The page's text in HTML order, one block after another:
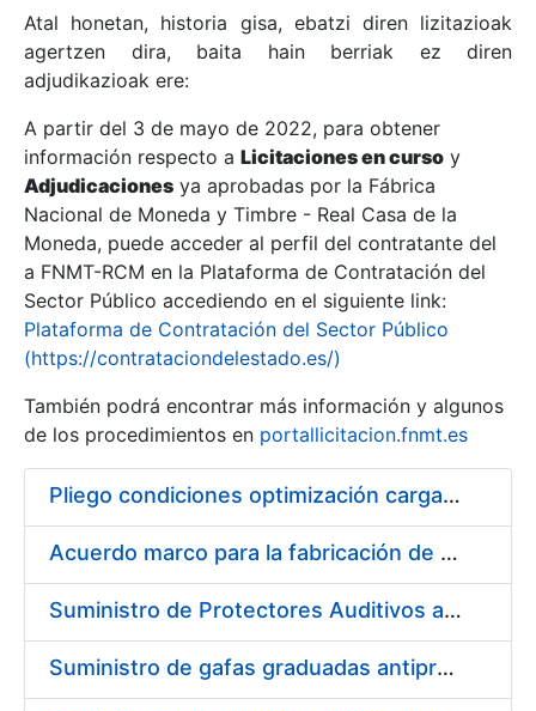
Erakutsi/Ezkutatu
Erakutsi/Ezkutatu
Erakutsi/Ezkutatu
Erakutsi/Ezkutatu
Erakutsi/Ezkutatu
Atal honetan, historia gisa, ebatzi diren lizitazioak
agertzen dira, baita hain berriak ez diren
adjudikazioak ere:
A partir del 3 de mayo de 2022, para obtener
información respecto a Licitaciones en curso y
Adjudicaciones ya aprobadas por la Fábrica
Nacional de Moneda y Timbre - Real Casa de la
Moneda, puede acceder al perfil del contratante del
a FNMT-RCM en la Plataforma de Contratación del
Sector Público accediendo en el siguiente link:
Plataforma de Contratación del Sector Público
(https://contrataciondelestado.es/)
También podrá encontrar más información y algunos
de los procedimientos en portallicitacion.fnmt.es
Pliego condiciones optimización cargas compras firmado
Acuerdo marco para la fabricación de piezas
Suministro de Protectores Auditivos a medida para las personas trabajadoras de los Centros de Trabajo de Madrid y Burgos
Suministro de gafas graduadas antiproyecciones para los trabajadores de la FNMT-RCM en los centros de trabajo de Madrid y Burgos